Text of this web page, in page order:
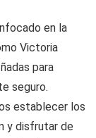
en la
Victoria
para
seguro.
establecer los
y disfrutar de